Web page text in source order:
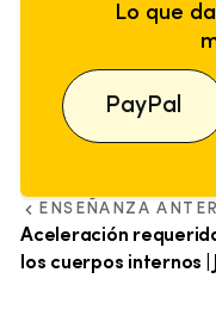
Lo que
PayPal
ENSEÑANZA
Aceleración
los cuerpos internos |